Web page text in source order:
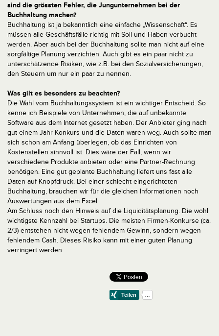
sind die grössten Fehler, die Jungunternehmen bei der
Buchhaltung machen?
Buchhaltung ist ja bekanntlich eine einfache „Wissenschaft“. Es
müssen alle Geschäftsfälle richtig mit Soll und Haben verbucht
werden. Aber auch bei der Buchhaltung sollte man nicht auf eine
sorgfältige Planung verzichten. Auch gibt es ein paar nicht zu
unterschätzende Risiken, wie z.B. bei den Sozialversicherungen,
den Steuern um nur ein paar zu nennen.
Was gilt es besonders zu beachten?
Die Wahl vom Buchhaltungssystem ist ein wichtiger Entscheid. So
kenne ich Beispiele von Unternehmen, die auf unbekannte
Software aus dem Internet gesetzt haben. Der Anbieter ging nach
gut einem Jahr Konkurs und die Daten waren weg. Auch sollte man
sich schon am Anfang überlegen, ob das Einrichten von
Kostenstellen sinnvoll ist. Dies wäre der Fall, wenn wir
verschiedene Produkte anbieten oder eine Partner-Rechnung
benötigen. Eine gut geplante Buchhaltung liefert uns fast alle
Daten auf Knopfdruck. Bei einer schlecht eingerichteten
Buchhaltung, brauchen wir für die gleichen Informationen noch
Auswertungen aus dem Excel.
Am Schluss noch den Hinweis auf die Liquiditätsplanung. Die wohl
wichtigste Kennzahl bei Startups. Die meisten Firmen-Konkurse (ca.
2/3) entstehen nicht wegen fehlendem Gewinn, sondern wegen
fehlendem Cash. Dieses Risiko kann mit einer guten Planung
verringert werden.